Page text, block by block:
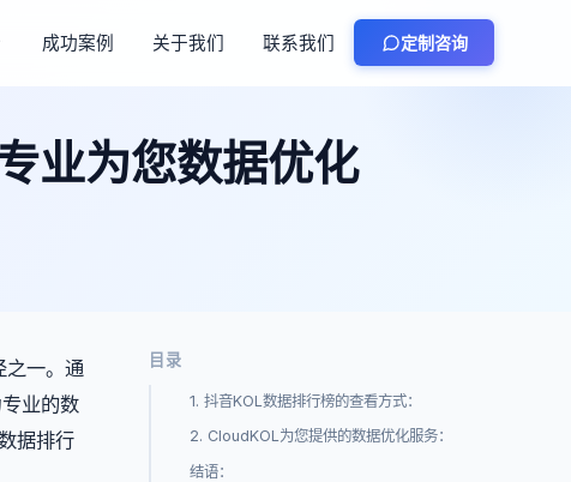
成功案例 关于我们 联系我们 定制咨询
业为您数据优化
之一。通
业的数
据排行
目录
1. 抖音KOL数据排行榜的查看方式：
2. CloudKOL为您提供的数据优化服务：
结语：